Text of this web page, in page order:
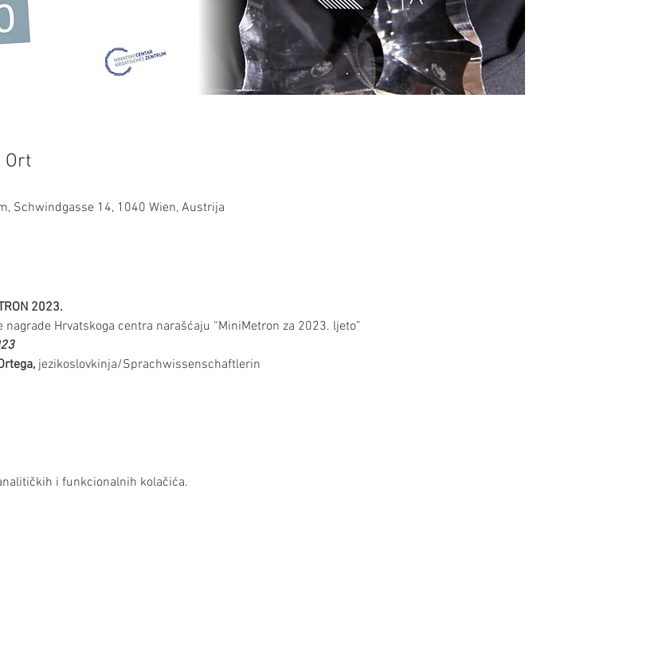
Ort
Schwindgasse 14, 1040 Wien, Austrija
2023.
Hrvatskoga centra narašćaju “MiniMetron za 2023. ljeto”
jezikoslovkinja/Sprachwissenschaftlerin
i funkcionalnih kolačića.